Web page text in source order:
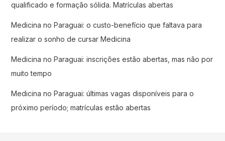
qualificado e formação sólida. Matrículas abertas
Medicina no Paraguai: o custo-benefício que faltava para
realizar o sonho de cursar Medicina
Medicina no Paraguai: inscrições estão abertas, mas não por
muito tempo
Medicina no Paraguai: últimas vagas disponíveis para o
próximo período; matrículas estão abertas